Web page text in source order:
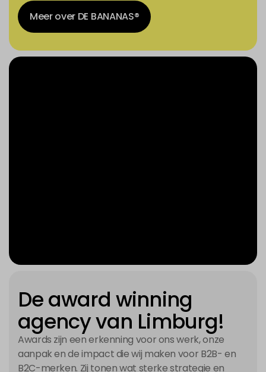
Meer over DE BANANAS®
Meer over DE BANANAS
De award winning
agency van Limburg!
Awards zijn een erkenning voor ons werk, onze
aanpak en de impact die wij maken voor B2B- en
B2C-merken. Zij tonen wat sterke strategie en